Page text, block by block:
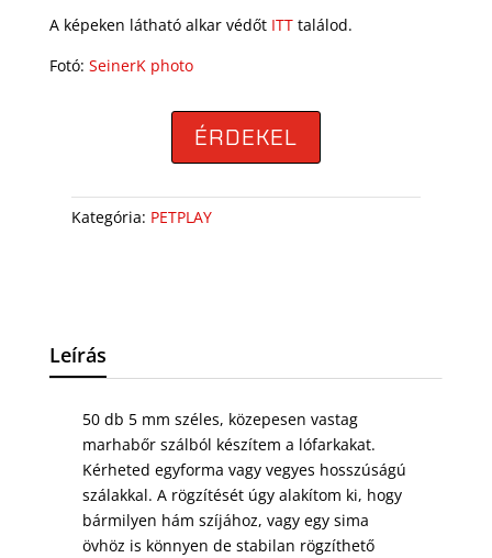
A képeken látható alkar védőt ITTtalálod.
Fotó: SeinerK photo
ÉRDEKEL
Kategória: PETPLAY
Leírás
50 db 5 mm széles, közepesen vastag
marhabőr szálból készítem a lófarkakat.
Kérheted egyforma vagy vegyes hosszúságú
szálakkal. A rögzítését úgy alakítom ki, hogy
bármilyen hám szíjához, vagy egy sima
övhöz is könnyen de stabilan rögzíthető